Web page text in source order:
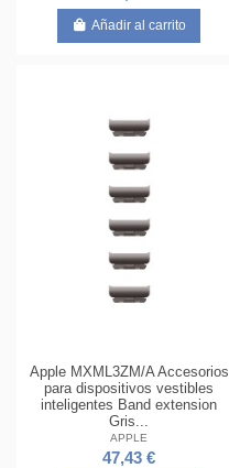
Añadir al carrito
Apple MXML3ZM/A Accesorios
para dispositivos vestibles
inteligentes Band extension
Gris...
APPLE
47,43 €